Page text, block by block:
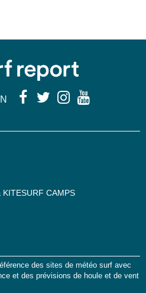
KITESURF CAMPS
des sites de météo surf avec
et des prévisions de houle et de vent